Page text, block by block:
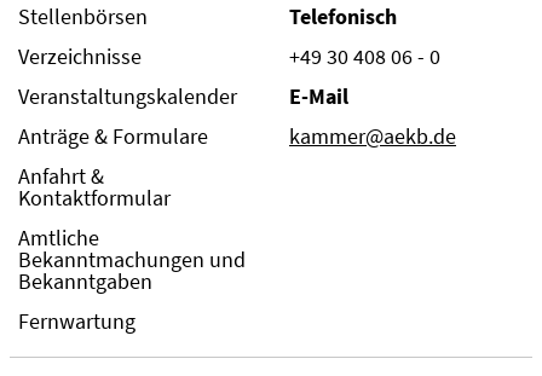
Stellenbörsen
Verzeichnisse
Veranstaltungskalender
Anträge & Formulare
Anfahrt &
Kontaktformular
Amtliche
Bekanntmachungen und
Bekanntgaben
Fernwartung
Telefonisch
+49 30 408 06 - 0
E-Mail
kammer@aekb.de